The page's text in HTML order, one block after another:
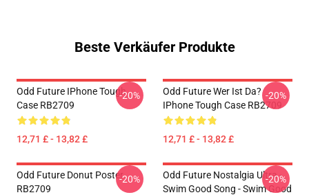
Beste Verkäufer Produkte
Odd Future IPhone Tough
Case RB2709
12,71 £ - 13,82 £
-20%
Odd Future Wer Ist Da?
IPhone Tough Case RB2709
12,71 £ - 13,82 £
-20%
Odd Future Donut Poster
RB2709
-20%
Odd Future Nostalgia Ultra -
Swim Good Song - Swim Good
-20%